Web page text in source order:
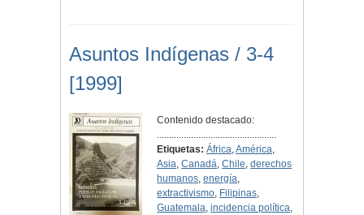
Asuntos Indígenas / 3-4
[1999]
Contenido destacado:
.................................................
Etiquetas: África,América,
Asia,Canadá,Chile,derechos
humanos,energía,
extractivismo, Filipinas,
Guatemala,incidencia política,